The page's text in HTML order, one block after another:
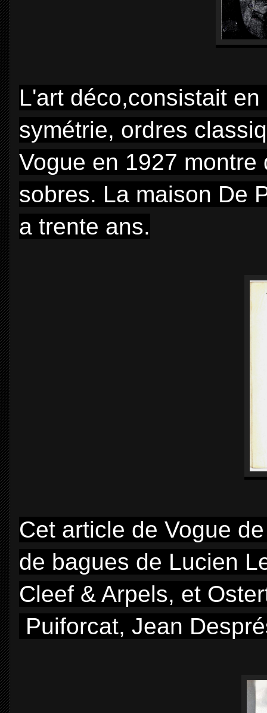
L'art déco,consistait
symétrie, ordres
Vogue en 1927
sobres. La maison De
a trente ans.
Cet article de Vogue
de bagues de Lucien
Cleef & Arpels, et
Puiforcat, Jean